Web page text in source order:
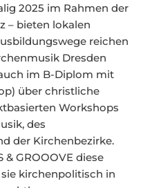
2025 im Rahmen der
– bieten lokalen
reichen
Dresden
im B-Diplom mit
über christliche
Workshops
des
der Kirchenbezirke.
& GROOOVE diese
kirchenpolitisch in